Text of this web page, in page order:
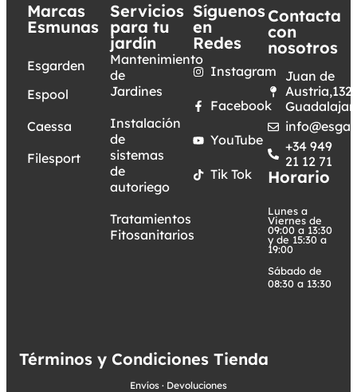
Marcas
Esmunas
Esgarden
Espool
Caessa
Filesport
Servicios
para tu
jardín
Mantenimiento
de
Jardines
Instalación
de
sistemas
de
autoriego
Tratamientos
Fitosanitarios
Síguenos
en
Redes
Instagram
Facebook
YouTube
Tik Tok
Contacta
con
nosotros
Juan de
Austria,132.
+34 949
21 12 71
Horario
Lunes a
Viernes de
09:00 a 13:30
y de 15:30 a
19:00
Sábado de
08:30 a 13:30
Términos y Condiciones Tienda
Envíos · Devoluciones